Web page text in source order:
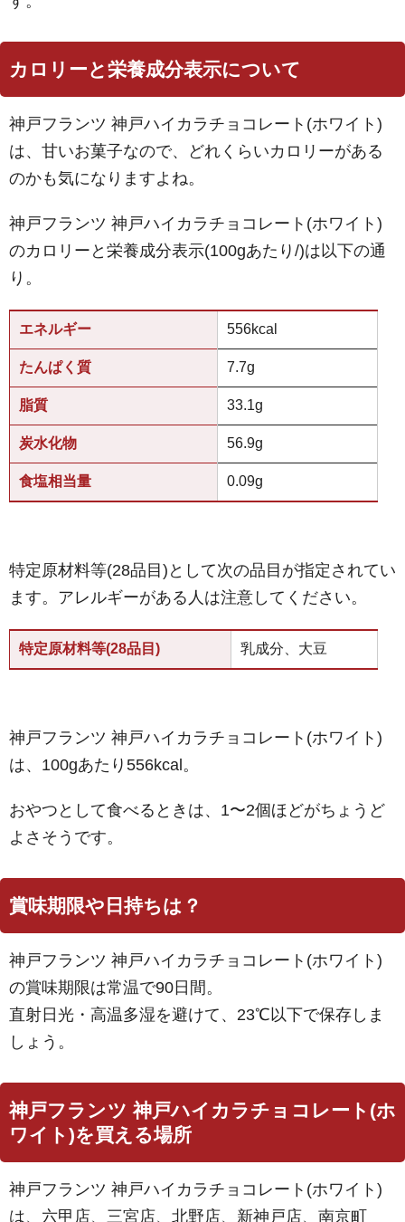
カロリーと栄養成分表示について
神戸フランツ 神戸ハイカラチョコレート(ホワイト)
は、甘いお菓子なので、どれくらいカロリーがある
のかも気になりますよね。
神戸フランツ 神戸ハイカラチョコレート(ホワイト)
のカロリーと栄養成分表示(100gあたり/)は以下の通
り。
エネルギー 556kcal
たんぱく質 7.7g
脂質 33.1g
炭水化物 56.9g
食塩相当量 0.09g
特定原材料等(28品目)として次の品目が指定されてい
ます。アレルギーがある人は注意してください。
特定原材料等(28品目) 乳成分、大豆
神戸フランツ 神戸ハイカラチョコレート(ホワイト)
は、100gあたり556kcal。
おやつとして食べるときは、1〜2個ほどがちょうど
よさそうです。
賞味期限や日持ちは？
神戸フランツ 神戸ハイカラチョコレート(ホワイト)
の賞味期限は常温で90日間。
直射日光・高温多湿を避けて、23℃以下で保存しま
しょう。
神戸フランツ 神戸ハイカラチョコレート(ホ
ワイト)を買える場所
神戸フランツ 神戸ハイカラチョコレート(ホワイト)
は、六甲店、三宮店、北野店、新神戸店、南京町